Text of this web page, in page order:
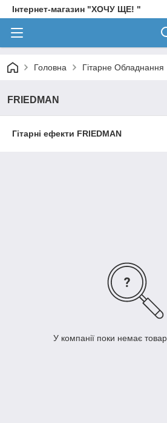
Інтернет-магазин "ХОЧУ ЩЕ! "
Головна Гітарне Обладнання
FRIEDMAN
Гітарні ефекти FRIEDMAN
У компанії поки немає